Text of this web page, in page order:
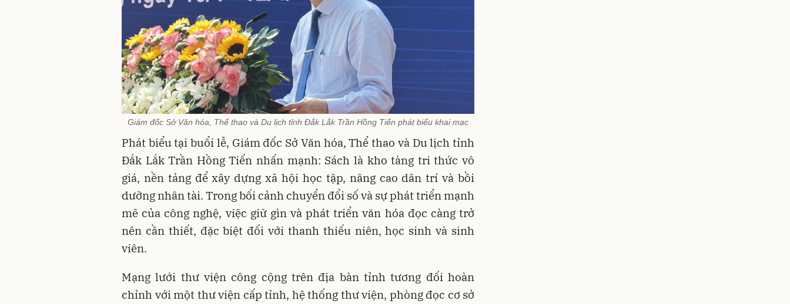
Giám đốc Sở Văn hóa, Thể thao và Du lịch tỉnh Đắk Lắk Trần Hồng Tiến phát biểu khai mạc
Phát biểu tại buổi lễ, Giám đốc Sở Văn hóa, Thể thao và Du lịch tỉnh
Đắk Lắk Trần Hồng Tiến nhấn mạnh: Sách là kho tàng tri thức vô
giá, nền tảng để xây dựng xã hội học tập, nâng cao dân trí và bồi
dưỡng nhân tài. Trong bối cảnh chuyển đổi số và sự phát triển mạnh
mẽ của công nghệ, việc giữ gìn và phát triển văn hóa đọc càng trở
nên cần thiết, đặc biệt đối với thanh thiếu niên, học sinh và sinh
viên.
Mạng lưới thư viện công cộng trên địa bàn tỉnh tương đối hoàn
chỉnh với một thư viện cấp tỉnh, hệ thống thư viện, phòng đọc cơ sở